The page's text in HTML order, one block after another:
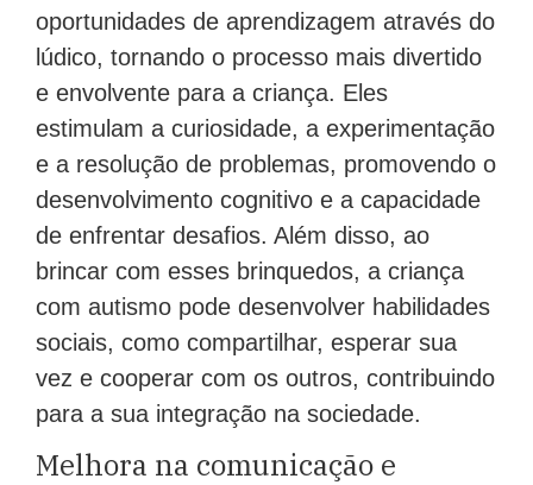
oportunidades de aprendizagem através do
lúdico, tornando o processo mais divertido
e envolvente para a criança. Eles
estimulam a curiosidade, a experimentação
e a resolução de problemas, promovendo o
desenvolvimento cognitivo e a capacidade
de enfrentar desafios. Além disso, ao
brincar com esses brinquedos, a criança
com autismo pode desenvolver habilidades
sociais, como compartilhar, esperar sua
vez e cooperar com os outros, contribuindo
para a sua integração na sociedade.
Melhora na comunicação e